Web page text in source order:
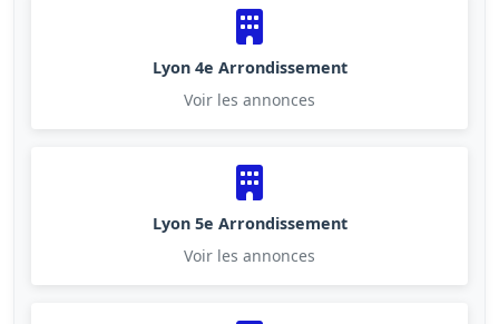
Lyon 4e Arrondissement
Voir les annonces
Lyon 5e Arrondissement
Voir les annonces